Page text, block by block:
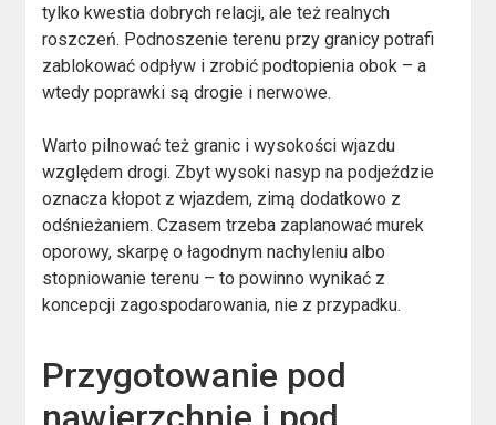
tylko kwestia dobrych relacji, ale też realnych
roszczeń. Podnoszenie terenu przy granicy potrafi
zablokować odpływ i zrobić podtopienia obok – a
wtedy poprawki są drogie i nerwowe.
Warto pilnować też granic i wysokości wjazdu
względem drogi. Zbyt wysoki nasyp na podjeździe
oznacza kłopot z wjazdem, zimą dodatkowo z
odśnieżaniem. Czasem trzeba zaplanować murek
oporowy, skarpę o łagodnym nachyleniu albo
stopniowanie terenu – to powinno wynikać z
koncepcji zagospodarowania, nie z przypadku.
Przygotowanie pod